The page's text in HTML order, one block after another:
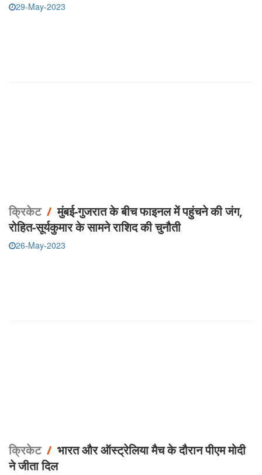
29-May-2023
क्रिकेट/मुंबई-गुजरात के बीच फाइनल में पहुंचने की जंग,
रोहित-सूर्यकुमार के सामने राशिद की चुनौती
26-May-2023
क्रिकेट/ भारत और ऑस्ट्रेलिया मैच के दौरान पीएम मोदी
ने जीता दिल